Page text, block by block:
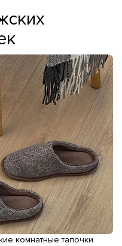
комнатные тапочки